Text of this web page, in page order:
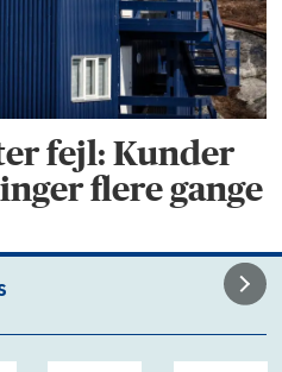
fejl: Kunder
flere gange